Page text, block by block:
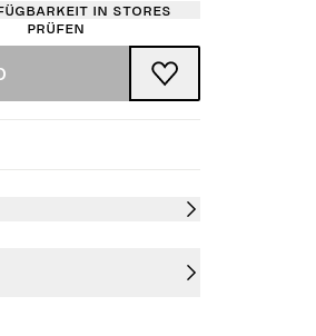
in Stores
prüfen